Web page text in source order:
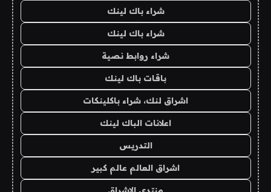
شراء باك لينك
شراء باك لينك
شراء روابط نصية
باقات باك لينك
اشراق لنك، شراء باكلينكات
اعلانات الباك لينك
التدريس
اشراق العالم عالم كبير